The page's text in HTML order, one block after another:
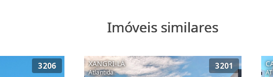
Imóveis similares
3206 XANGRI-LÁ
Atlantida
3201